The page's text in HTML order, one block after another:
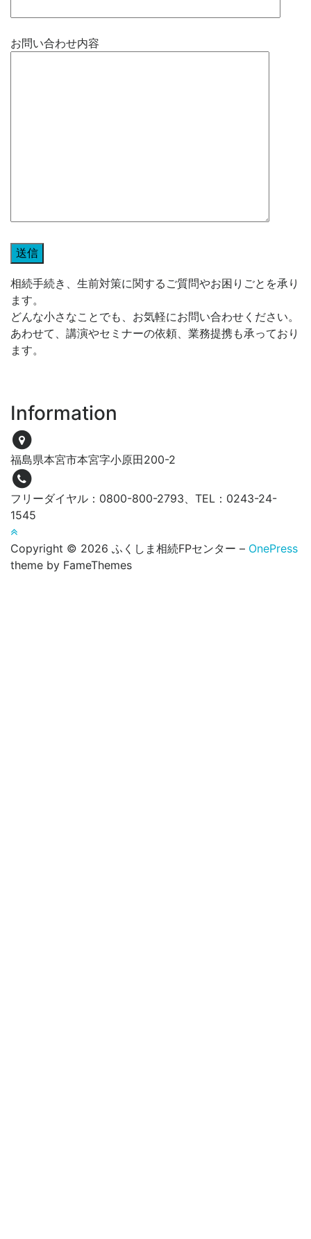
お問い合わせ内容
相続手続き、生前対策に関するご質問やお困りごとを承り
ます。
どんな小さなことでも、お気軽にお問い合わせください。
あわせて、講演やセミナーの依頼、業務提携も承っており
ます。
Information
福島県本宮市本宮字小原田200-2
フリーダイヤル：0800-800-2793、TEL：0243-24-
1545
Copyright © 2026 ふくしま相続FPセンター – OnePress
theme by FameThemes